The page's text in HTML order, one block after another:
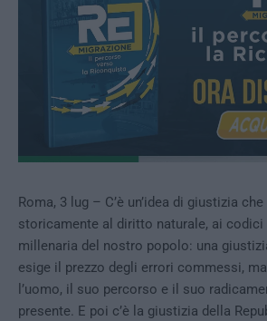
Roma, 3 lug – C’è un’idea di giustizia
storicamente al diritto naturale, ai codici
millenaria del nostro popolo: una
esige il prezzo degli errori commessi,
l’uomo, il suo percorso e il suo
presente. E poi c’è la giustizia della